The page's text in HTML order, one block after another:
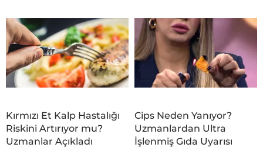
Kırmızı Et Kalp Hastalığı
Riskini Artırıyor mu?
Uzmanlar Açıkladı
Cips Neden Yanıyor?
Uzmanlardan Ultra
İşlenmiş Gıda Uyarısı